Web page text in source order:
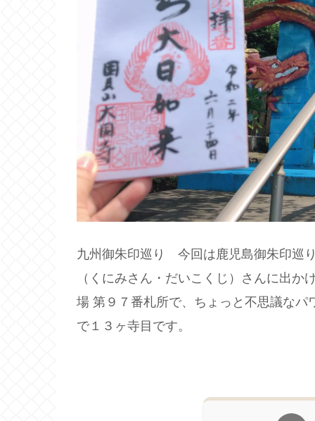
九州御朱印巡り 今回は鹿児島御朱印巡
（くにみさん・だいこくじ）さんに出
場 第９７番札所で、ちょっと不思議な
で１３ヶ寺目です。